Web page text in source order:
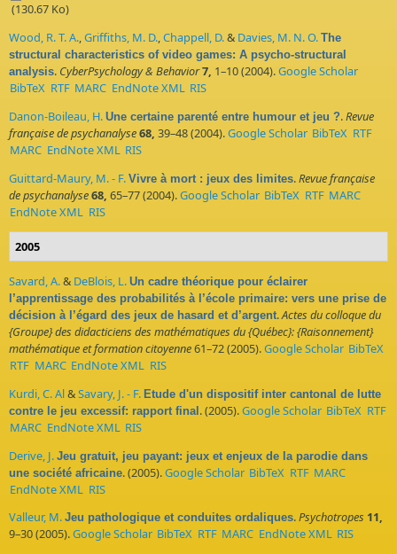
(130.67 Ko)
Wood, R. T. A.,Griffiths, M. D.,Chappell, D.& Davies, M. N. O. The
structural characteristics of video games: A psycho-structural
analysis. CyberPsychology & Behavior7, 1–10 (2004).Google Scholar
BibTeX RTF MARC EndNote XML RIS
Danon-Boileau, H. Une certaine parenté entre humour et jeu ?.Revue
française de psychanalyse68, 39–48 (2004).Google Scholar BibTeX RTF
MARC EndNote XML RIS
Guittard-Maury, M. - F. Vivre à mort : jeux des limites.Revue française
de psychanalyse68, 65–77 (2004).Google Scholar BibTeX RTF MARC
EndNote XML RIS
2005
Savard, A.& DeBlois, L. Un cadre théorique pour éclairer
l’apprentissage des probabilités à l’école primaire: vers une prise de
décision à l’égard des jeux de hasard et d’argent.Actes du colloque du
{Groupe} des didacticiens des mathématiques du {Québec}: {Raisonnement}
mathématique et formation citoyenne61–72 (2005).Google Scholar BibTeX
RTF MARC EndNote XML RIS
Kurdi, C. Al&Savary, J. - F. Etude d'un dispositif inter cantonal de lutte
contre le jeu excessif: rapport final . (2005).Google Scholar BibTeX RTF
MARC EndNote XML RIS
Derive, J. Jeu gratuit, jeu payant: jeux et enjeux de la parodie dans
une société africaine. (2005).Google Scholar BibTeX RTF MARC
EndNote XML RIS
Valleur, M. Jeu pathologique et conduites ordaliques.Psychotropes 11,
9–30 (2005).Google Scholar BibTeX RTF MARC EndNote XML RIS